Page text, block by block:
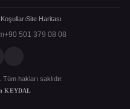
Site Haritası
+90 501 379 08 08
hakları saklıdır.
KEYDAL